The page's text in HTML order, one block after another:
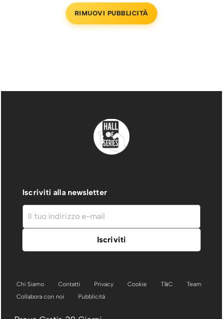
RIMUOVI PUBBLICITÀ
Iscriviti alla newsletter
Chi Siamo Contatti Privacy Cookie T&C
Team
Collabora con noi
Pubblicità